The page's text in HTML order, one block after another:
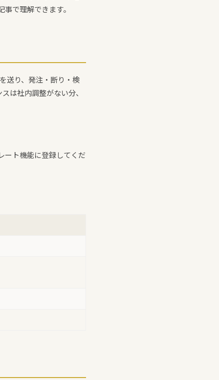
で理解できます。
送り、発注・断り・検
は社内調整がない分、
ート機能に登録してくだ